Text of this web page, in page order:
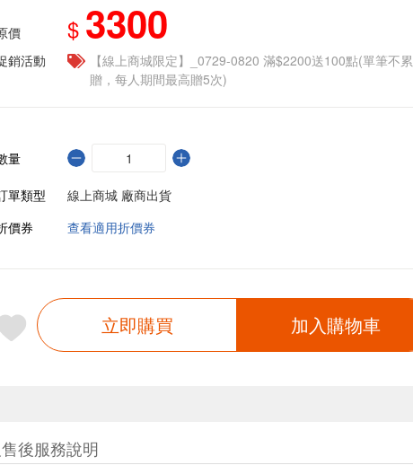
價 $ 3300
銷活動
【線上商城限定】_0729-0820 滿$2200送100點(單筆不累
贈，每人期間最高贈5次)
量
單類型
線上商城 廠商出貨
價券
查看適用折價券
立即購買 加入購物車
後服務說明